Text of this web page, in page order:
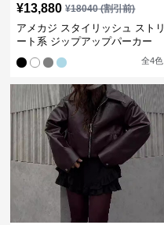
¥13,880 ¥18040(割引前)
アメカジ スタイリッシュ ストリ
ート系 ジップアップパーカー
全4色